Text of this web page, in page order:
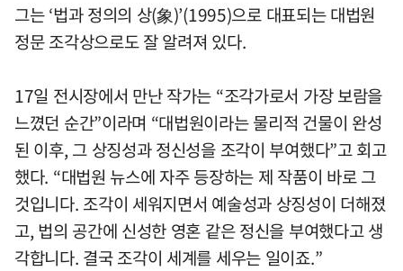
그는 ‘법과 정의의 상(象)’(1995)으로 대표되는 대법원
정문 조각상으로도 잘 알려져 있다.
17일 전시장에서 만난 작가는 “조각가로서 가장 보람을
느꼈던 순간”이라며 “대법원이라는 물리적 건물이 완성
된 이후, 그 상징성과 정신성을 조각이 부여했다”고 회고
했다. “대법원 뉴스에 자주 등장하는 제 작품이 바로 그
것입니다. 조각이 세워지면서 예술성과 상징성이 더해졌
고, 법의 공간에 신성한 영혼 같은 정신을 부여했다고 생
각합니다. 결국 조각이 세계를 세우는 일이죠.”